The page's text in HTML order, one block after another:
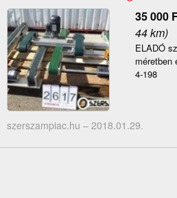
35 000
44 km)
ELADÓ
méretben
4-198
szerszampiac.hu – 2018.01.29.